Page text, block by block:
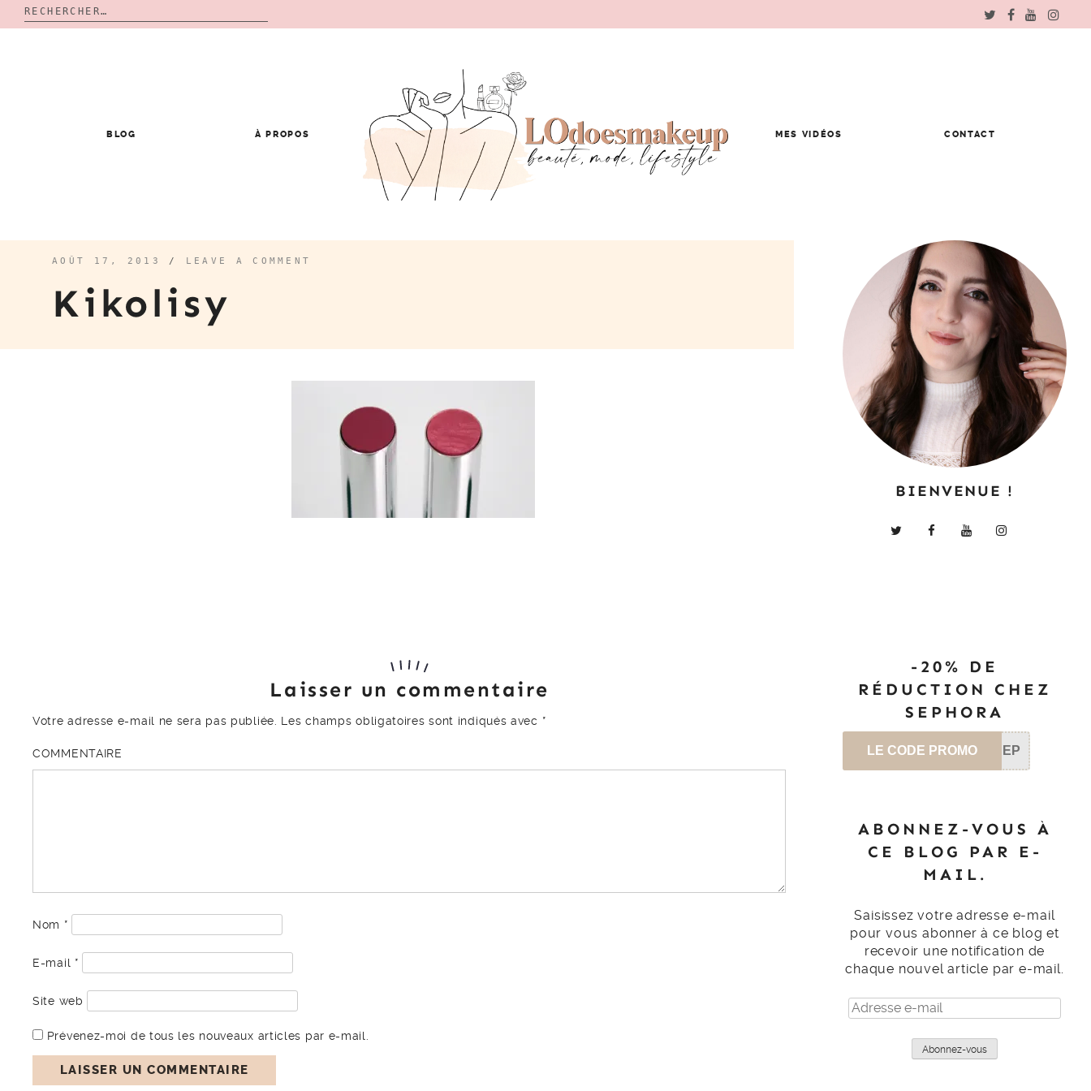
Rechercher :
BLOG À PROPOS MES VIDÉOS CONTACT
AOÛT 17, 2013 / LEAVE A COMMENT
Kikolisy
Laisser un commentaire
Votre adresse e-mail ne sera pas publiée. Les champs obligatoires sont indiqués avec *
COMMENTAIRE
Nom *
E-mail *
Site web
Prévenez-moi de tous les nouveaux articles par e-mail.
BIENVENUE !
-20% DE
RÉDUCTION CHEZ
SEPHORA
LE CODE PROMO SEP
ABONNEZ-VOUS À
CE BLOG PAR E-
MAIL.
Saisissez votre adresse e-mail
pour vous abonner à ce blog et
recevoir une notification de
chaque nouvel article par e-mail.
Adresse
e-
Abonnez-vous